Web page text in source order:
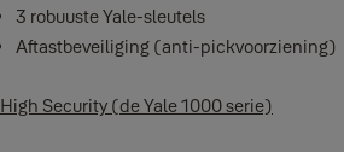
3 robuuste Yale-sleutels
Aftastbeveiliging (anti-pickvoorziening)
High Security (de Yale 1000 serie)